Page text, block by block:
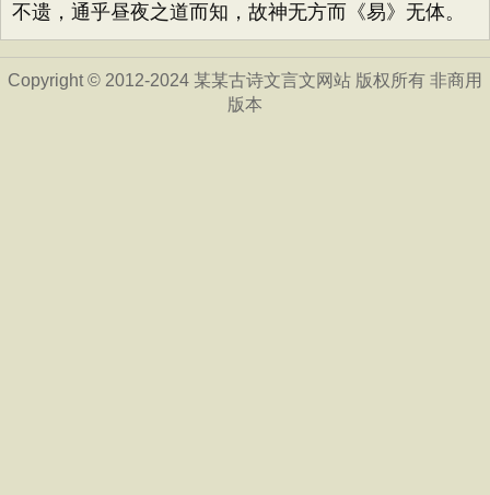
不遗，通乎昼夜之道而知，故神无方而《易》无体。
Copyright © 2012-2024 某某古诗文言文网站 版权所有 非商用
版本